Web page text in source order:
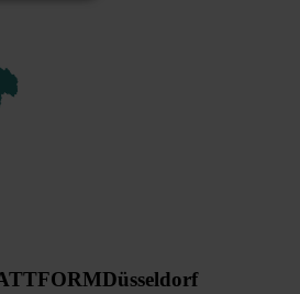
Düsseldorf